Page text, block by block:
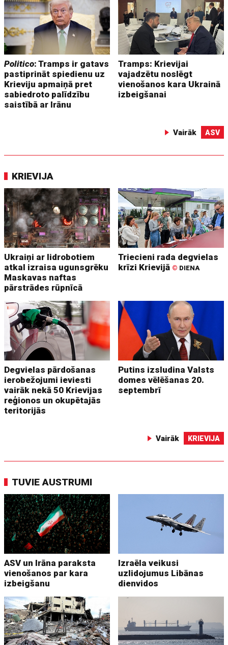
Politico: Tramps ir gatavs
pastiprināt spiedienu uz
Krieviju apmaiņā pret
sabiedroto palīdzību
saistībā ar Irānu
Tramps: Krievijai
vajadzētu noslēgt
vienošanos kara Ukrainā
izbeigšanai
Vairāk ASV
KRIEVIJA
Ukraiņi ar lidrobotiem
atkal izraisa ugunsgrēku
Maskavas naftas
pārstrādes rūpnīcā
Triecieni rada degvielas
krīzi Krievijā © DIENA
Degvielas pārdošanas
ierobežojumi ieviesti
vairāk nekā 50 Krievijas
reģionos un okupētajās
teritorijās
Putins izsludina Valsts
domes vēlēšanas 20.
septembrī
Vairāk KRIEVIJA
TUVIE AUSTRUMI
ASV un Irāna paraksta
vienošanos par kara
izbeigšanu
Izraēla veikusi
uzlidojumus Libānas
dienvidos